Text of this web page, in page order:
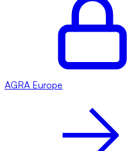
AGRA Europe